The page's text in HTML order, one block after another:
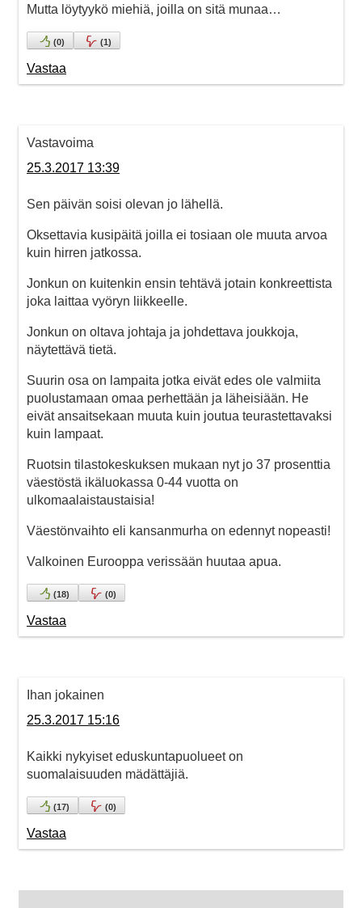
Mutta löytyykö miehiä, joilla on sitä munaa…
(0) (1)
Vastaa
Vastavoima
25.3.2017 13:39
Sen päivän soisi olevan jo lähellä.
Oksettavia kusipäitä joilla ei tosiaan ole muuta arvoa
kuin hirren jatkossa.
Jonkun on kuitenkin ensin tehtävä jotain konkreettista
joka laittaa vyöryn liikkeelle.
Jonkun on oltava johtaja ja johdettava joukkoja,
näytettävä tietä.
Suurin osa on lampaita jotka eivät edes ole valmiita
puolustamaan omaa perhettään ja läheisiään. He
eivät ansaitsekaan muuta kuin joutua teurastettavaksi
kuin lampaat.
Ruotsin tilastokeskuksen mukaan nyt jo 37 prosenttia
väestöstä ikäluokassa 0-44 vuotta on
ulkomaalaistaustaisia!
Väestönvaihto eli kansanmurha on edennyt nopeasti!
Valkoinen Eurooppa verissään huutaa apua.
(18) (0)
Vastaa
Ihan jokainen
25.3.2017 15:16
Kaikki nykyiset eduskuntapuolueet on
suomalaisuuden mädättäjiä.
(17) (0)
Vastaa